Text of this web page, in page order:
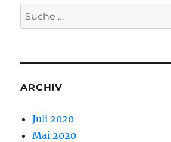
Suche
nach:
ARCHIV
Juli 2020
Mai 2020